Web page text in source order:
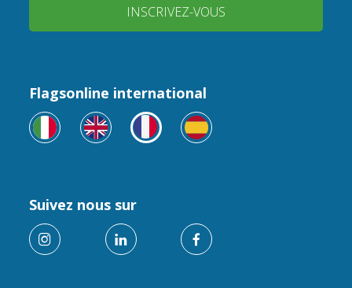
INSCRIVEZ-VOUS
Flagsonline international
Suivez nous sur